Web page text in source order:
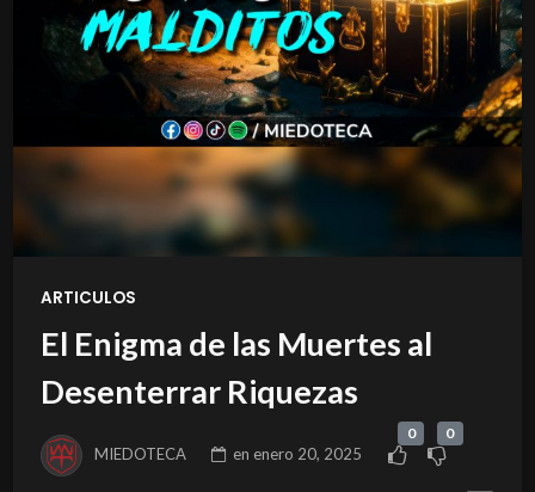
ARTICULOS
El Enigma de las Muertes al
Desenterrar Riquezas
MIEDOTECA en enero 20, 2025
0 0